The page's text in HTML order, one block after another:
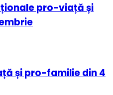
pro-viață și
și pro-familie din 4